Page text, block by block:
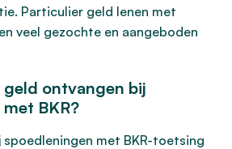
Particulier geld lenen met
veel gezochte en aangeboden
geld ontvangen bij
BKR?
spoedleningen met BKR-toetsing